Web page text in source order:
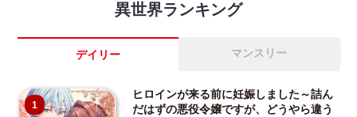
異世界ランキング
デイリー マンスリー
1
ヒロインが来る前に妊娠しました～詰ん
だはずの悪役令嬢ですが、どうやら違う